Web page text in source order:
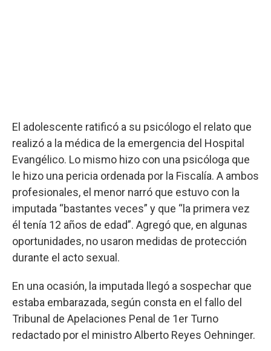
El adolescente ratificó a su psicólogo el relato que
realizó a la médica de la emergencia del Hospital
Evangélico. Lo mismo hizo con una psicóloga que
le hizo una pericia ordenada por la Fiscalía. A ambos
profesionales, el menor narró que estuvo con la
imputada “bastantes veces” y que “la primera vez
él tenía 12 años de edad”. Agregó que, en algunas
oportunidades, no usaron medidas de protección
durante el acto sexual.
En una ocasión, la imputada llegó a sospechar que
estaba embarazada, según consta en el fallo del
Tribunal de Apelaciones Penal de 1er Turno
redactado por el ministro Alberto Reyes Oehninger.